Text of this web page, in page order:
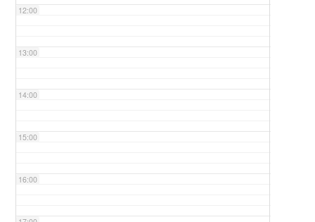
12:00
13:00
14:00
15:00
16:00